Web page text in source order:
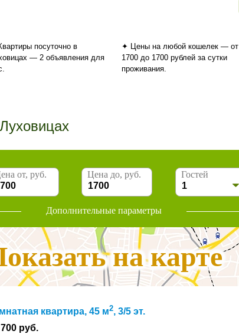
посуточно в
— 2 объявления для
✦ Цены на любой кошелек — от
1700 до 1700 рублей за сутки
проживания.
от, руб. Цена до, руб. Гостей
Дополнительные параметры
на карте
квартира, 45 м2, 3/5 эт.
руб.